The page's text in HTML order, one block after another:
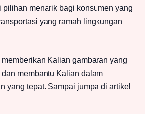
pilihan menarik bagi konsumen yang
yang ramah lingkungan
Kalian gambaran yang
membantu Kalian dalam
yang tepat. Sampai jumpa di artikel